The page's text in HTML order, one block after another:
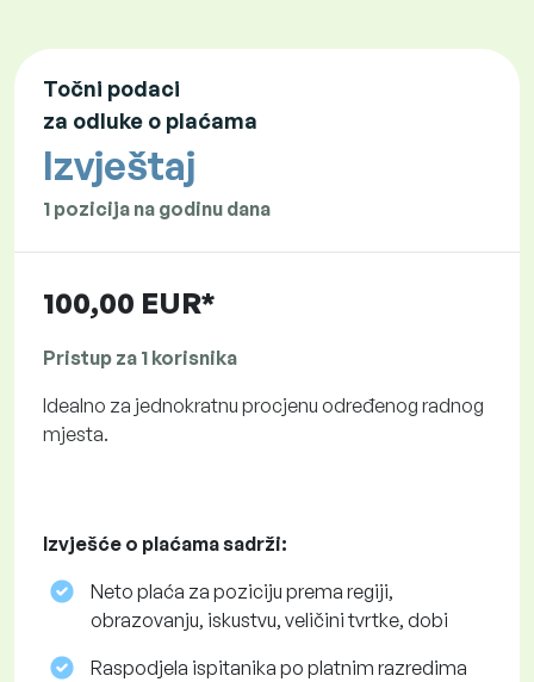
Točni podaci
za odluke o plaćama
Izvještaj
1 pozicija na godinu dana
100,00 EUR*
Pristup za 1 korisnika
Idealno za jednokratnu procjenu određenog radnog
mjesta.
Izvješće o plaćama sadrži:
Neto plaća za poziciju prema regiji,
obrazovanju, iskustvu, veličini tvrtke, dobi
Raspodjela ispitanika po platnim razredima